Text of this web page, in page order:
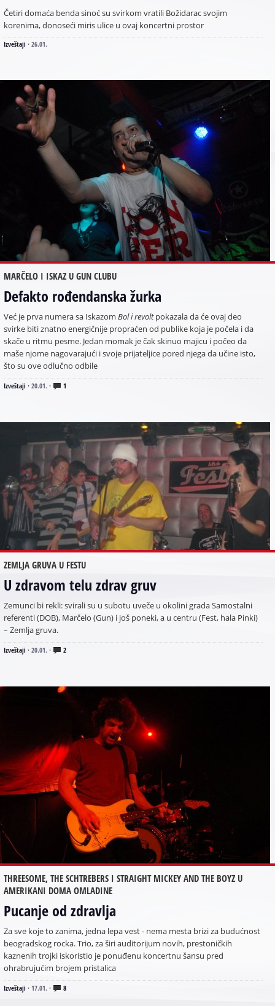
Četiri domaća benda sinoć su svirkom vratili Božidarac svojim
korenima, donoseći miris ulice u ovaj koncertni prostor
Izveštaji · 26.01.
MARČELO I ISKAZ U GUN CLUBU
Defakto rođendanska žurka
Već je prva numera sa Iskazom Bol i revoltpokazala da će ovaj deo
svirke biti znatno energičnije propraćen od publike koja je počela i da
skače u ritmu pesme. Jedan momak je čak skinuo majicu i počeo da
maše njome nagovarajući i svoje prijateljice pored njega da učine isto,
što su ove odlučno odbile
Izveštaji · 20.01. · 1
ZEMLJA GRUVA U FESTU
U zdravom telu zdrav gruv
Zemunci bi rekli: svirali su u subotu uveče u okolini grada Samostalni
referenti (DOB), Marčelo (Gun) i još poneki, a u centru (Fest, hala Pinki)
– Zemlja gruva.
Izveštaji · 20.01. · 2
THREESOME, THE SCHTREBERS I STRAIGHT MICKEY AND THE BOYZ U
AMERIKANI DOMA OMLADINE
Pucanje od zdravlja
Za sve koje to zanima, jedna lepa vest - nema mesta brizi za budućnost
beogradskog rocka. Trio, za širi auditorijum novih, prestoničkih
kaznenih trojki iskoristio je ponuđenu koncertnu šansu pred
ohrabrujućim brojem pristalica
Izveštaji · 17.01. · 8